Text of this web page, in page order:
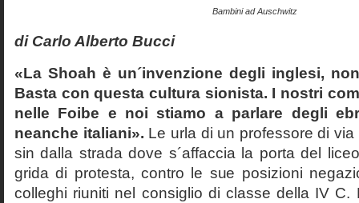
Bambini ad Auschwitz
di Carlo Alberto Bucci
«La Shoah è un´invenzione degli inglesi,
Basta con questa cultura sionista. I nostri
nelle Foibe e noi stiamo a parlare degli
neanche italiani». Le urla di un professore di
sin dalla strada dove s´affaccia la porta del
grida di protesta, contro le sue posizioni
colleghi riuniti nel consiglio di classe della IV C.